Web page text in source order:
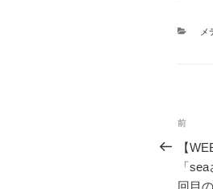
カ
メ
投
稿
ナ
前
の
投
稿
前
【
「
回目